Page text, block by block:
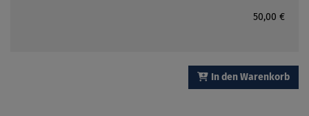
50,00 €
In den Warenkorb